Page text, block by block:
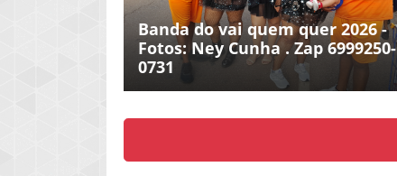
Banda do vai quem quer 2026 -
Fotos: Ney Cunha . Zap 6999250-
0731